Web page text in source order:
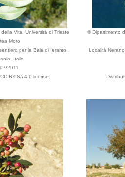
Vita, Università di Trieste
Moro
per la Baia di Ieranto,
Italia
2011
BY-SA 4.0 license.
© Dipartimento
Località